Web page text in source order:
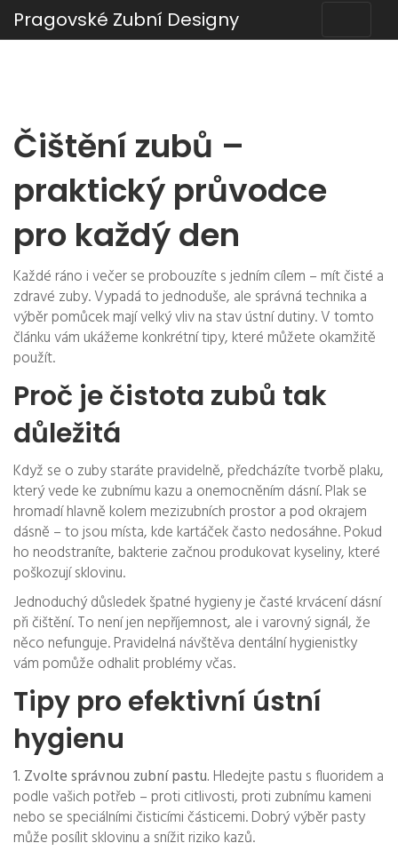
Pragovské Zubní Designy
Čištění zubů –
praktický průvodce
pro každý den
Každé ráno i večer se probouzíte s jedním cílem – mít čisté a
zdravé zuby. Vypadá to jednoduše, ale správná technika a
výběr pomůcek mají velký vliv na stav ústní dutiny. V tomto
článku vám ukážeme konkrétní tipy, které můžete okamžitě
použít.
Proč je čistota zubů tak
důležitá
Když se o zuby staráte pravidelně, předcházíte tvorbě plaku,
který vede ke zubnímu kazu a onemocněním dásní. Plak se
hromadí hlavně kolem mezizubních prostor a pod okrajem
dásně – to jsou místa, kde kartáček často nedosáhne. Pokud
ho neodstraníte, bakterie začnou produkovat kyseliny, které
poškozují sklovinu.
Jednoduchý důsledek špatné hygieny je časté krvácení dásní
při čištění. To není jen nepříjemnost, ale i varovný signál, že
něco nefunguje. Pravidelná návštěva dentální hygienistky
vám pomůže odhalit problémy včas.
Tipy pro efektivní ústní
hygienu
1. Zvolte správnou zubní pastu. Hledejte pastu s fluoridem a
podle vašich potřeb – proti citlivosti, proti zubnímu kameni
nebo se speciálními čisticími částicemi. Dobrý výběr pasty
může posílit sklovinu a snížit riziko kazů.